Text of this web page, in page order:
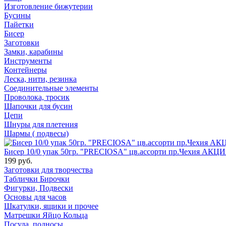
Изготовление бижутерии
Бусины
Пайетки
Бисер
Заготовки
Замки, карабины
Инструменты
Контейнеры
Леска, нити, резинка
Соединительные элементы
Проволока, тросик
Шапочки для бусин
Цепи
Шнуры для плетения
Шармы ( подвесы)
Бисер 10/0 упак 50гр. "PRECIOSA" цв.ассорти пр.Чехия
199 руб.
Заготовки для творчества
Таблички Бирочки
Фигурки, Подвески
Основы для часов
Шкатулки, ящики и прочее
Матрешки Яйцо Кольца
Посуда, подносы